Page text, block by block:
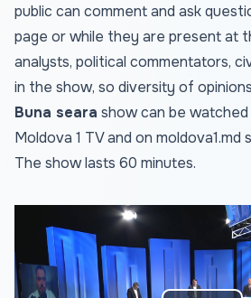
public can comment and ask
page or while they are present at
analysts, political commentators,
in the show, so diversity of
Buna seara show can be
Moldova 1 TV and on moldova1.md
The show lasts 60 minutes.